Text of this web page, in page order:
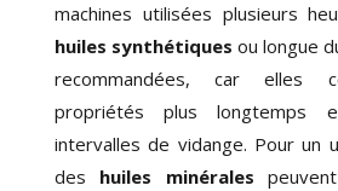
machines utilisées plusieurs
huiles synthétiques ou longue
recommandées, car elles
propriétés plus longtemps
intervalles de vidange. Pour un
des huiles minérales